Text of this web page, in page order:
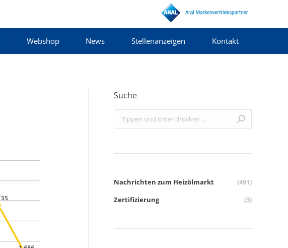
Webshop News Stellenanzeigen Kontakt
Suche
Search:
Nachrichten zum Heizölmarkt
(491)
Zertifizierung
(3)